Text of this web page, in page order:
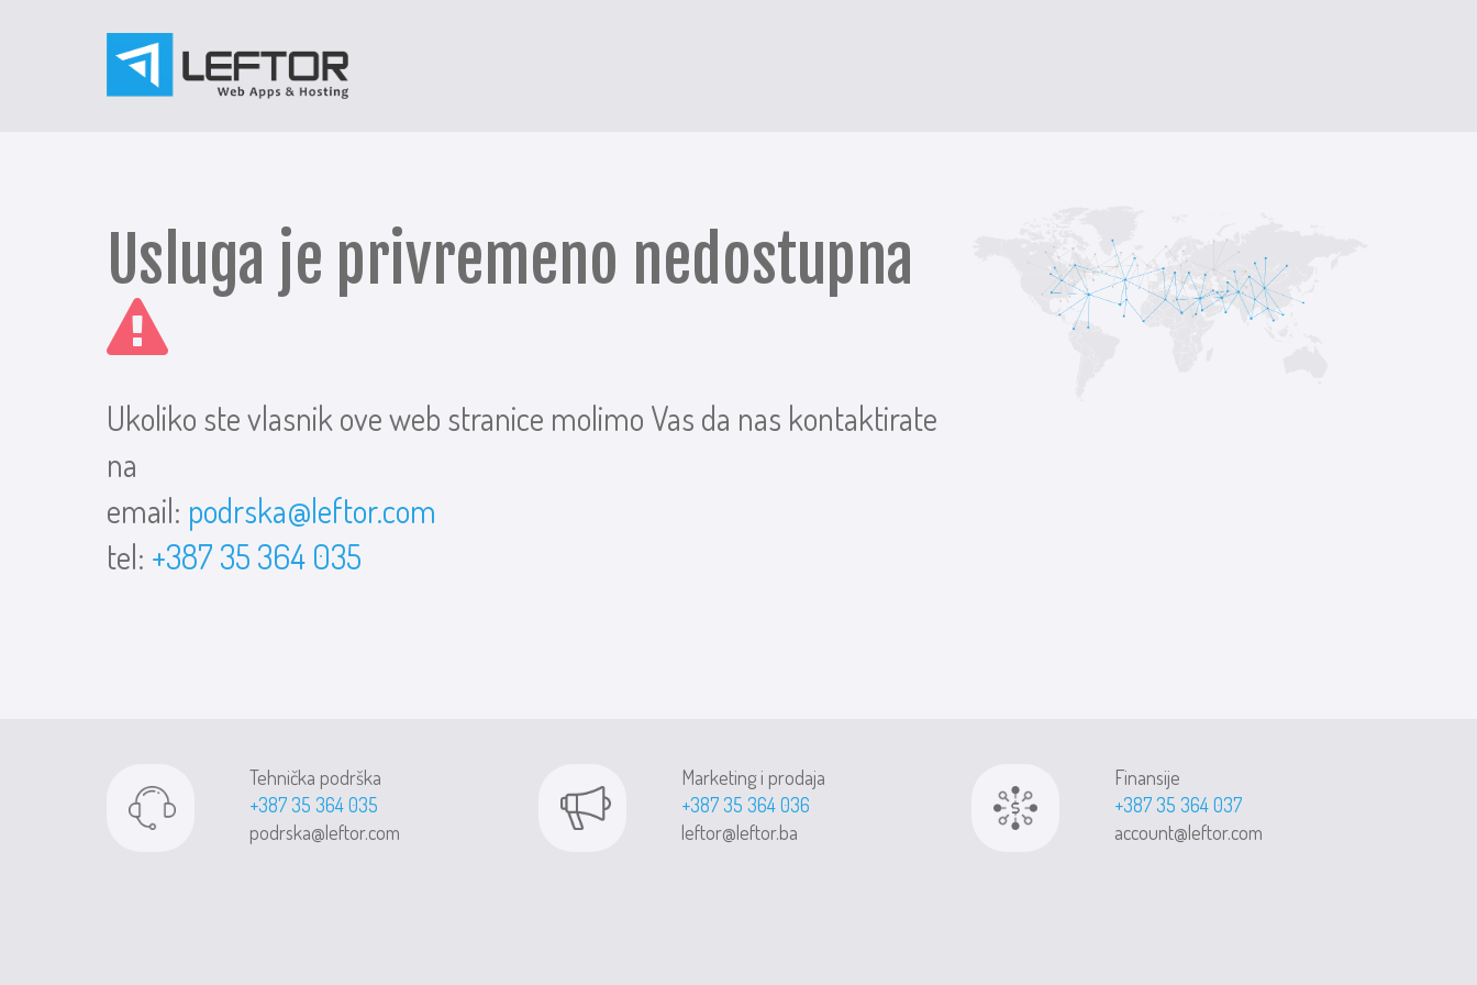
Usluga je privremeno nedostupna
Ukoliko ste vlasnik ove web stranice molimo Vas da nas kontaktirate
na
email: podrska@leftor.com
tel: +387 35 364 035
Tehnička podrška
+387 35 364 035
podrska@leftor.com
Marketing i prodaja
+387 35 364 036
leftor@leftor.ba
Finansije
+387 35 364 037
account@leftor.com